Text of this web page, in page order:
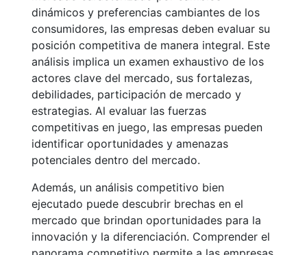
dinámicos y preferencias cambiantes de los
consumidores, las empresas deben evaluar su
posición competitiva de manera integral. Este
análisis implica un examen exhaustivo de los
actores clave del mercado, sus fortalezas,
debilidades, participación de mercado y
estrategias. Al evaluar las fuerzas
competitivas en juego, las empresas pueden
identificar oportunidades y amenazas
potenciales dentro del mercado.
Además, un análisis competitivo bien
ejecutado puede descubrir brechas en el
mercado que brindan oportunidades para la
innovación y la diferenciación. Comprender el